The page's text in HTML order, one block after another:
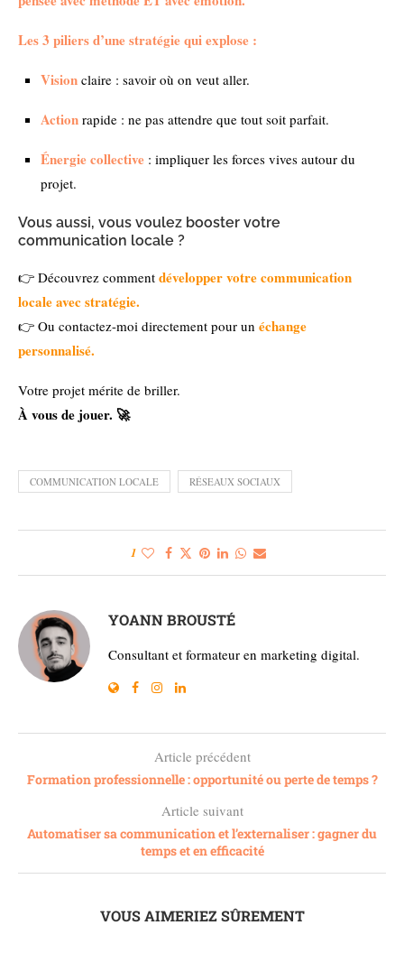
Les 3 piliers d’une stratégie qui explose :
Vision claire : savoir où on veut aller.
Action rapide : ne pas attendre que tout soit parfait.
Énergie collective : impliquer les forces vives autour du
projet.
Vous aussi, vous voulez booster votre
communication locale ?
👉 Découvrez comment développer votre communication
locale avec stratégie.
👉 Ou contactez-moi directement pour un échange
personnalisé.
Votre projet mérite de briller.
À vous de jouer. 🚀
COMMUNICATION LOCALE RÉSEAUX SOCIAUX
1
YOANN BROUSTÉ
Consultant et formateur en marketing digital.
Article précédent
Formation professionnelle : opportunité ou perte de temps ?
Article suivant
Automatiser sa communication et l’externaliser : gagner du
temps et en efficacité
VOUS AIMERIEZ SÛREMENT